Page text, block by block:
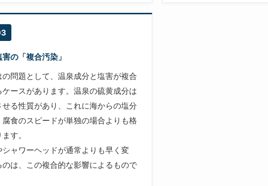
の「複合汚染」
問題として、温泉成分と塩害が複合
ケースがあります。温泉の硫黄成分は
る性質があり、これに海からの塩分
腐食のスピードが単独の場合よりも格
す。
ャワーヘッドが通常よりも早く変
は、この複合的な影響によるもので